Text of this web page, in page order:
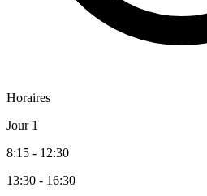
Horaires
Jour 1
8:15 - 12:30
13:30 - 16:30